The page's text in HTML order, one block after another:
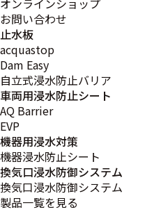
オンラインショップ
お問い合わせ
止水板
acquastop
Dam Easy
自立式浸水防止バリア
車両用浸水防止シート
AQ Barrier
EVP
機器用浸水対策
機器浸水防止シート
換気口浸水防御システム
換気口浸水防御システム
製品一覧を見る
【年末年始休業期間】
２０２４年１２月２８日(
< 前ページ